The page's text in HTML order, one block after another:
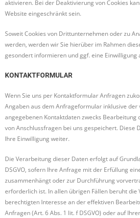
aktivieren. Bei der Deaktivierung von Cookies
Website eingeschränkt sein.
Soweit Cookies von Drittunternehmen oder zu
werden, werden wir Sie hierüber im Rahmen
gesondert informieren und ggf. eine Einwilligung
KONTAKTFORMULAR
Wenn Sie uns per Kontaktformular Anfragen
Angaben aus dem Anfrageformular inklusive der
angegebenen Kontaktdaten zwecks Bearbeitung
von Anschlussfragen bei uns gespeichert. Diese
Ihre Einwilligung weiter.
Die Verarbeitung dieser Daten erfolgt auf
DSGVO, sofern Ihre Anfrage mit der Erfüllung
zusammenhängt oder zur Durchführung
erforderlich ist. In allen übrigen Fällen beruht die
berechtigten Interesse an der effektiven
Anfragen (Art. 6 Abs. 1 lit. f DSGVO) oder auf